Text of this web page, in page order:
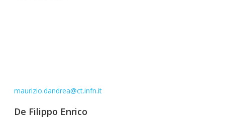
maurizio.dandrea@ct.infn.it
De Filippo Enrico